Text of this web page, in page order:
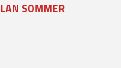
SOMMER